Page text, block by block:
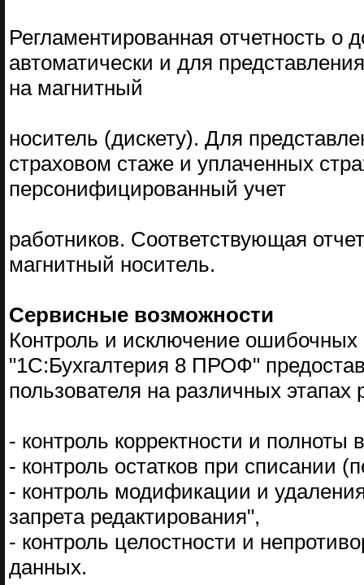
Регламентированная отчетность
автоматически и для
на магнитный
носитель (дискету). Для
страховом стаже и уплаченных
персонифицированный учет
работников. Соответствующая
магнитный носитель.
Сервисные возможности
Контроль и исключение ошибочных
"1С:Бухгалтерия 8 ПРОФ"
пользователя на различных
- контроль корректности и
- контроль остатков при списании
- контроль модификации и
запрета редактирования",
- контроль целостности и
данных.